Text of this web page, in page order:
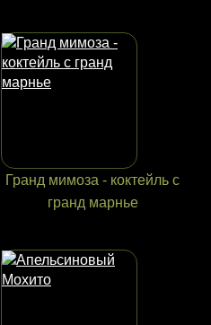
Гранд мимоза - коктейль с
гранд марнье